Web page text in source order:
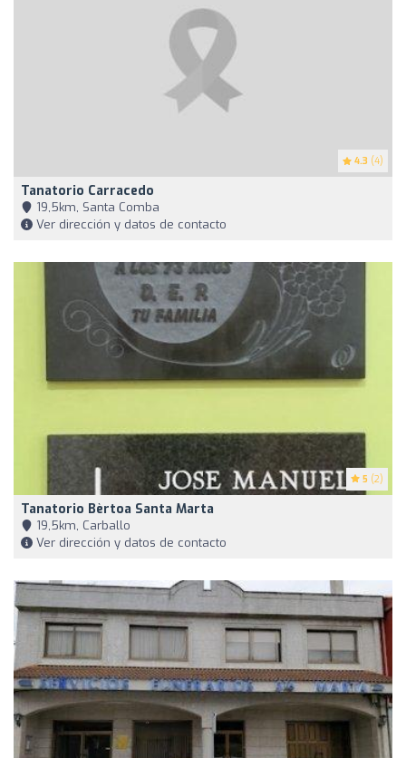
4.3 (4)
Tanatorio Carracedo
19,5km, Santa Comba
Ver dirección y datos de contacto
5 (2)
Tanatorio Bèrtoa Santa Marta
19,5km, Carballo
Ver dirección y datos de contacto